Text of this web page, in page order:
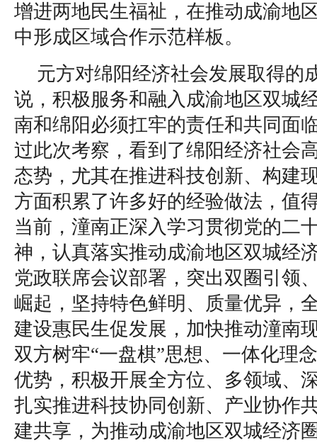
增进两地民生福祉，在推动成渝地
中形成区域合作示范样板。
元方对绵阳经济社会发展取得的
说，积极服务和融入成渝地区双城
南和绵阳必须扛牢的责任和共同面
过此次考察，看到了绵阳经济社会
态势，尤其在推进科技创新、构建
方面积累了许多好的经验做法，值
当前，潼南正深入学习贯彻党的二
神，认真落实推动成渝地区双城经
党政联席会议部署，突出双圈引领
崛起，坚持特色鲜明、质量优异，
建设惠民生促发展，加快推动潼南
双方树牢“一盘棋”思想、一体化理
优势，积极开展全方位、多领域、
扎实推进科技协同创新、产业协作
建共享，为推动成渝地区双城经济